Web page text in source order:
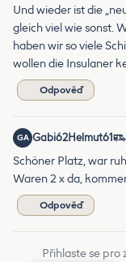
Und wieder ist die
gleich viel wie sonst.
haben wir so viele
wollen die Insulaner
Odpověď
GA Gabi62Helmut61
Schöner Platz, war
Waren 2 x da,
Odpověď
Přihlaste se pro